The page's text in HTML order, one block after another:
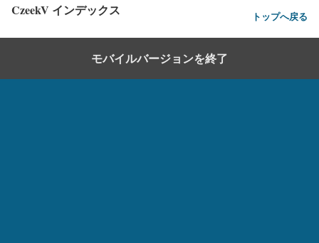
CzeekV インデックス トップへ戻る
モバイルバージョンを終了